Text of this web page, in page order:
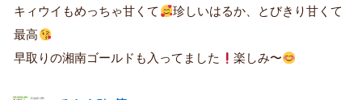
者
キィウイもめっちゃ甘くて
珍しいはるか、とびきり甘くて
最高
早取りの湘南ゴールドも入ってました
楽しみ〜